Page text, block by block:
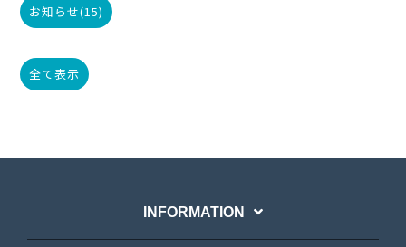
お知らせ(15)
全て表示
INFORMATION